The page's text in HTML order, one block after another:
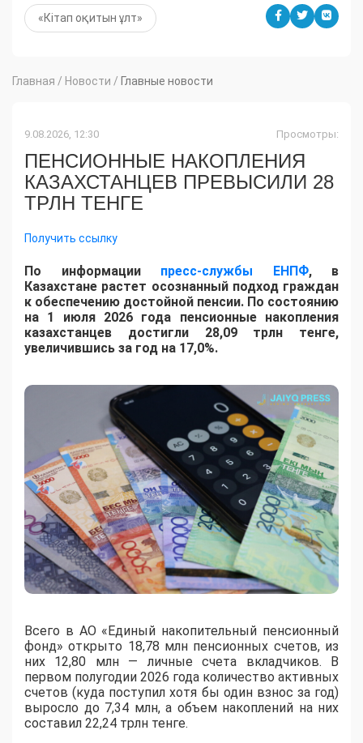
«Кітап оқитын ұлт»
Главная / Новости / Главные новости
9.08.2026, 12:30 Просмотры:
ПЕНСИОННЫЕ НАКОПЛЕНИЯ
КАЗАХСТАНЦЕВ ПРЕВЫСИЛИ 28
ТРЛН ТЕНГЕ
Получить ссылку
По информации пресс-службы ЕНПФ, в
Казахстане растет осознанный подход граждан
к обеспечению достойной пенсии. По состоянию
на 1 июля 2026 года пенсионные накопления
казахстанцев достигли 28,09 трлн тенге,
увеличившись за год на 17,0%.
Всего в АО «Единый накопительный пенсионный
фонд» открыто 18,78 млн пенсионных счетов, из
них 12,80 млн — личные счета вкладчиков. В
первом полугодии 2026 года количество активных
счетов (куда поступил хотя бы один взнос за год)
выросло до 7,34 млн, а объем накоплений на них
составил 22,24 трлн тенге.